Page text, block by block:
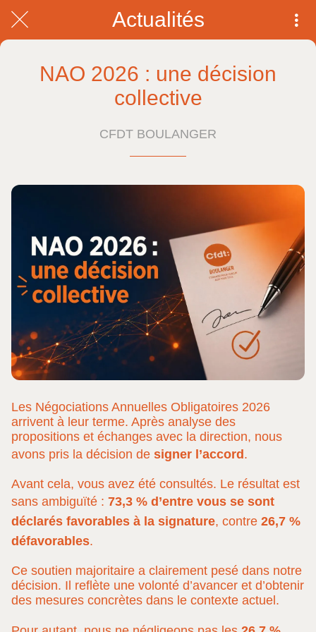
Actualités
NAO 2026 : une décision
collective
CFDT BOULANGER
Les Négociations Annuelles Obligatoires 2026
arrivent à leur terme. Après analyse des
propositions et échanges avec la direction, nous
avons pris la décision de signer l’accord.
Avant cela, vous avez été consultés. Le résultat est
sans ambiguïté : 73,3 % d’entre vous se sont
déclarés favorables à la signature, contre 26,7 %
défavorables.
Ce soutien majoritaire a clairement pesé dans notre
décision. Il reflète une volonté d’avancer et d’obtenir
des mesures concrètes dans le contexte actuel.